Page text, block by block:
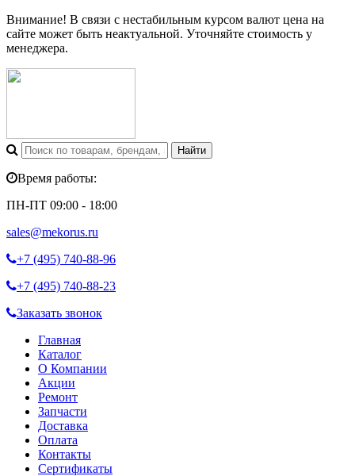
Внимание! В связи с нестабильным курсом валют цена на
сайте может быть неактуальной. Уточняйте стоимость у
менеджера.
Время работы:
ПН-ПТ 09:00 - 18:00
sales@mekorus.ru
+7 (495) 740-88-96
+7 (495) 740-88-23
Заказать звонок
Главная
Каталог
О Компании
Акции
Ремонт
Запчасти
Доставка
Оплата
Контакты
Сертификаты